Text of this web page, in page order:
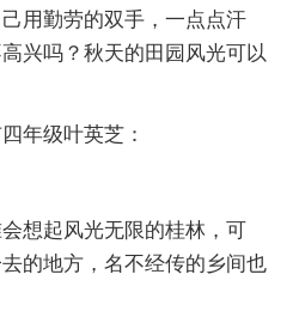
用勤劳的双手，一点点汗
兴吗？秋天的田园风光可以
年级叶英芝：
想起风光无限的桂林，可
的地方，名不经传的乡间也